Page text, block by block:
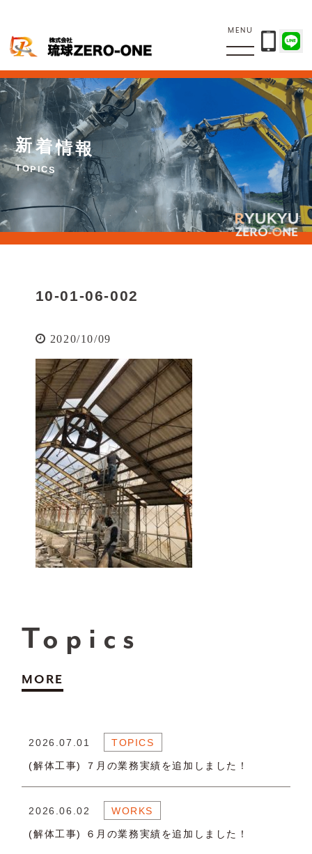
MENU
新着情報
TOPICS
10-01-06-002
2020/10/09
Topics
MORE
2026.07.01 TOPICS
(解体工事) ７月の業務実績を追加しました！
2026.06.02 WORKS
(解体工事) ６月の業務実績を追加しました！